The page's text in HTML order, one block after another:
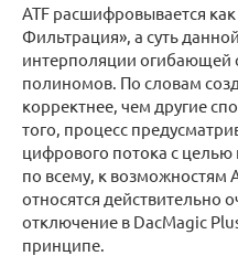
ATF расшифровывается
Фильтрация», а суть
интерполяции огибающей
полиномов. По словам
корректнее, чем другие
того, процесс
цифрового потока с
по всему, к возможностям
относятся действительно
отключение в DacMagic
принципе.